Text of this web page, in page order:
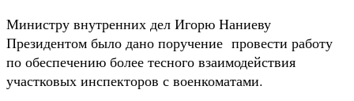
Министру внутренних дел Игорю Наниеву
Президентом было дано поручение провести работу
по обеспечению более тесного взаимодействия
участковых инспекторов с военкоматами.